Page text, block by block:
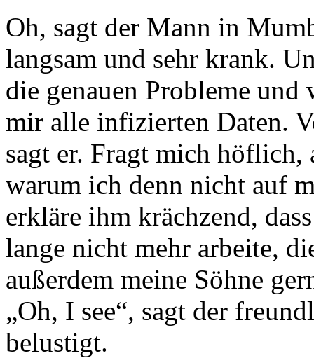
Oh, sagt der Mann in
langsam und sehr krank.
die genauen Probleme und
mir alle infizierten Daten.
sagt er. Fragt mich höflich,
warum ich denn nicht auf
erkläre ihm krächzend,
lange nicht mehr arbeite,
außerdem meine Söhne
„Oh, I see“, sagt der
belustigt.